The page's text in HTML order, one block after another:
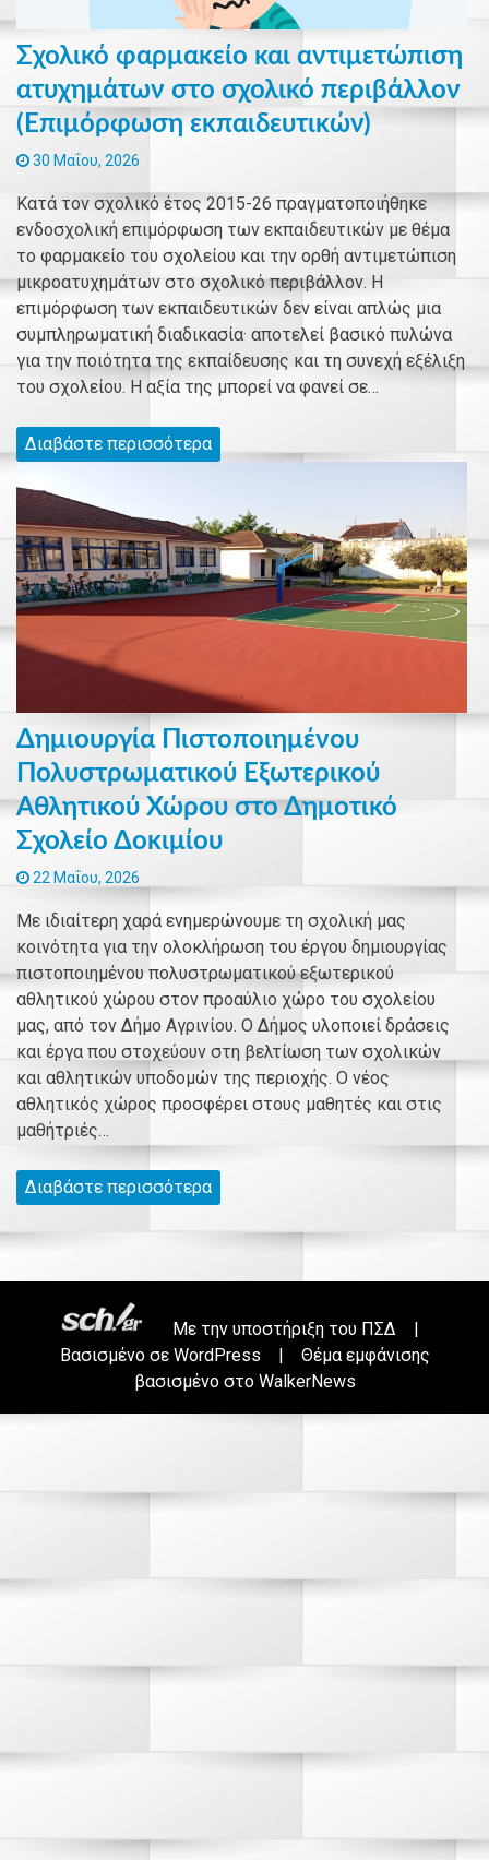
Σχολικό φαρμακείο και αντιμετώπιση
ατυχημάτων στο σχολικό περιβάλλον
(Επιμόρφωση εκπαιδευτικών)
30 Μαΐου, 2026
Κατά τον σχολικό έτος 2015-26 πραγματοποιήθηκε
ενδοσχολική επιμόρφωση των εκπαιδευτικών με θέμα
το φαρμακείο του σχολείου και την ορθή αντιμετώπιση
μικροατυχημάτων στο σχολικό περιβάλλον. Η
επιμόρφωση των εκπαιδευτικών δεν είναι απλώς μια
συμπληρωματική διαδικασία· αποτελεί βασικό πυλώνα
για την ποιότητα της εκπαίδευσης και τη συνεχή εξέλιξη
του σχολείου. Η αξία της μπορεί να φανεί σε…
Διαβάστε περισσότερα
Δημιουργία Πιστοποιημένου
Πολυστρωματικού Εξωτερικού
Αθλητικού Χώρου στο Δημοτικό
Σχολείο Δοκιμίου
22 Μαΐου, 2026
Με ιδιαίτερη χαρά ενημερώνουμε τη σχολική μας
κοινότητα για την ολοκλήρωση του έργου δημιουργίας
πιστοποιημένου πολυστρωματικού εξωτερικού
αθλητικού χώρου στον προαύλιο χώρο του σχολείου
μας, από τον Δήμο Αγρινίου. Ο Δήμος υλοποιεί δράσεις
και έργα που στοχεύουν στη βελτίωση των σχολικών
και αθλητικών υποδομών της περιοχής. Ο νέος
αθλητικός χώρος προσφέρει στους μαθητές και στις
μαθήτριές…
Διαβάστε περισσότερα
Με την υποστήριξη του ΠΣΔ
Βασισμένο σε WordPress
Θέμα εμφάνισης
βασισμένο στο WalkerNews